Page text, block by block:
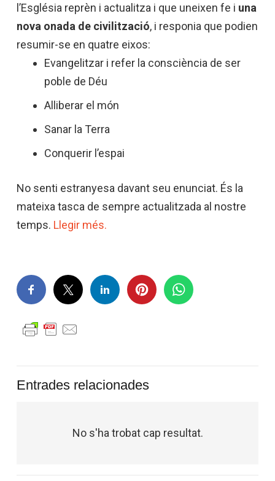
l’Església reprèn i actualitza i que uneixen fe i una
nova onada de civilització, i responia que podien
resumir-se en quatre eixos:
Evangelitzar i refer la consciència de ser
poble de Déu
Alliberar el món
Sanar la Terra
Conquerir l’espai
No senti estranyesa davant seu enunciat. És la
mateixa tasca de sempre actualitzada al nostre
temps. Llegir més.
Entrades relacionades
No s'ha trobat cap resultat.